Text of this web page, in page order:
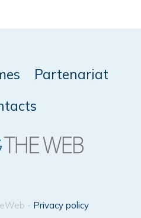
Partenariat
- Privacy policy